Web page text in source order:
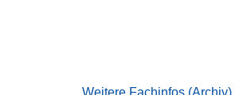
Weitere Fachinfos (Archiv)